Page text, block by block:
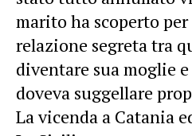
marito ha scoperto
relazione segreta tra
diventare sua moglie
doveva suggellare
La vicenda a Catania